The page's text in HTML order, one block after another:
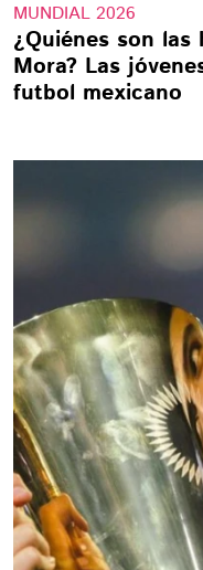
MUNDIAL 2026
¿Quiénes son
Mora? Las
futbol mexicano